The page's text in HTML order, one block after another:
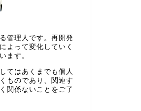
管理人です。再開発
よって変化していく
ます。
てはあくまでも個人
ものであり、関連す
関係ないことをご了